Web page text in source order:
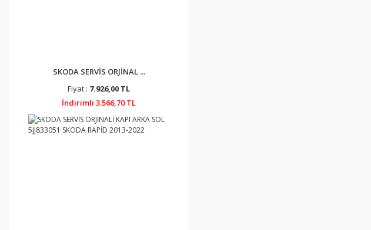
SKODA SERVİS ORJİNAL ...
Fiyat : 7.926,00 TL
İndirimli 3.566,70 TL